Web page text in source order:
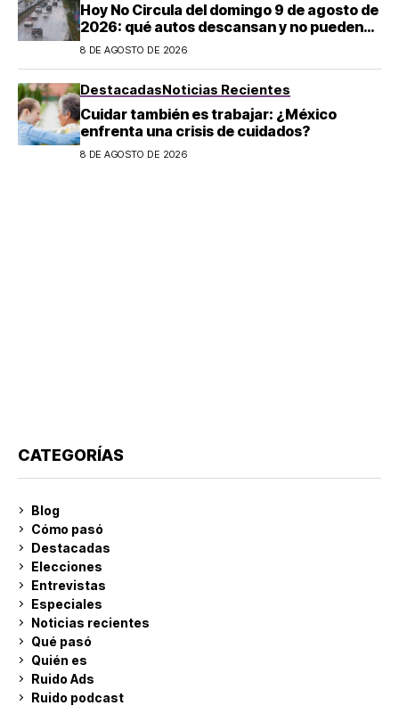
Hoy No Circula del domingo 9 de agosto de
2026: qué autos descansan y no pueden
salir en CDMX y el Estado de México; estos
8 DE AGOSTO DE 2026
DestacadasNoticias Recientes
Cuidar también es trabajar: ¿México
enfrenta una crisis de cuidados?
8 DE AGOSTO DE 2026
CATEGORÍAS
Blog
Cómo pasó
Destacadas
Elecciones
Entrevistas
Especiales
Noticias recientes
Qué pasó
Quién es
Ruido Ads
Ruido podcast